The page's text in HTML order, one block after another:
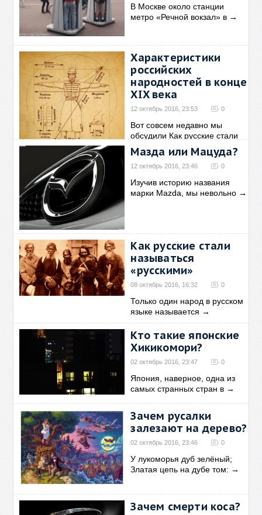
В Москве около станции
метро «Речной вокзал» в →
Характеристики
российских
народностей в конце
XIX века
12 октябрь 2016, 23:53 0
Вот совсем недавно мы
обсудили Как русские стали
→
Мазда или Мацуда?
12 октябрь 2016, 23:46 0
Изучив историю названия
марки Mazda, мы невольно →
Как русские стали
называться
«русскими»
08 октябрь 2016, 16:32 0
Только один народ в русском
языке называется →
Кто такие японские
Хикикомори?
02 октябрь 2016, 23:47 0
Япония, наверное, одна из
самых странных стран в →
Зачем русалки
залезают на дерево?
02 октябрь 2016, 23:46 0
У лукоморья дуб зелёный;
Златая цепь на дубе том: →
Зачем смерти коса?